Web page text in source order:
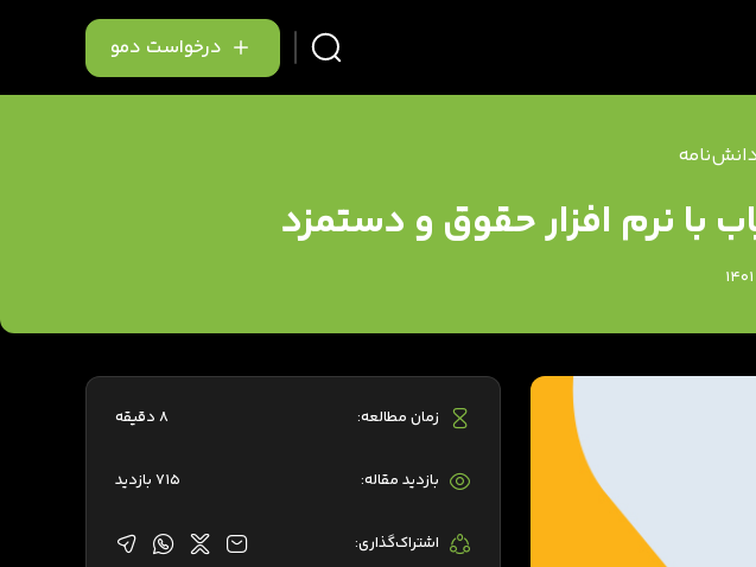
درخواست دمو
با نرم افزار حقوق و دستمزد
زمان مطالعه: 8 دقیقه
بازدید مقاله: 715 بازدید
اشتراک‌گذاری: